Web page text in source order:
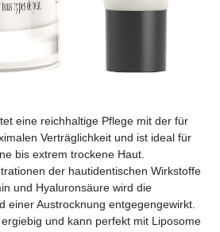
eine reichhaltige Pflege mit der für
Verträglichkeit und ist ideal für
bis extrem trockene Haut.
der hautidentischen Wirkstoffe
und Hyaluronsäure wird die
einer Austrocknung entgegengewirkt.
und kann perfekt mit Liposome